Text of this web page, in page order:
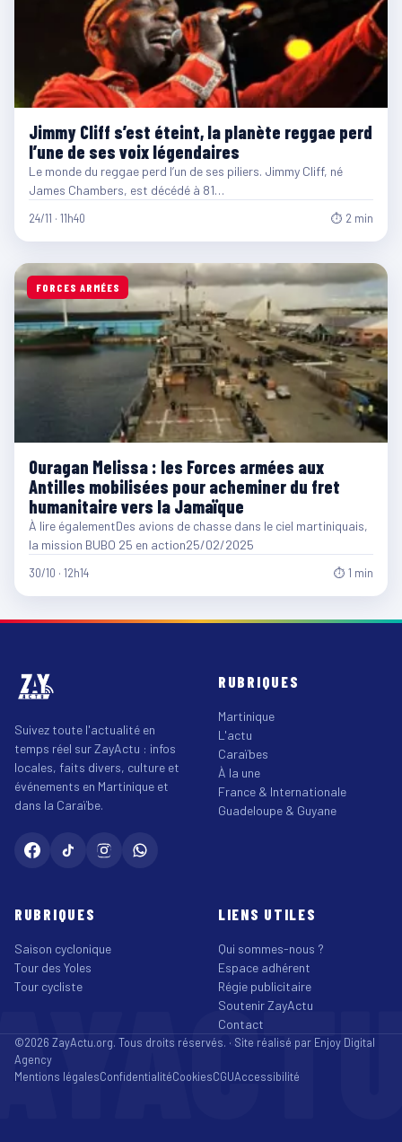
Jimmy Cliff s’est éteint, la planète reggae perd
l’une de ses voix légendaires
Le monde du reggae perd l’un de ses piliers. Jimmy Cliff, né
James Chambers, est décédé à 81…
24/11 · 11h40 ⏱ 2 min
FORCES ARMÉES
Ouragan Melissa : les Forces armées aux
Antilles mobilisées pour acheminer du fret
humanitaire vers la Jamaïque
À lire égalementDes avions de chasse dans le ciel martiniquais,
la mission BUBO 25 en action25/02/2025
30/10 · 12h14 ⏱ 1 min
Suivez toute l'actualité en
temps réel sur ZayActu : infos
locales, faits divers, culture et
événements en Martinique et
dans la Caraïbe.
RUBRIQUES
Martinique
L'actu
Caraïbes
À la une
France & Internationale
Guadeloupe & Guyane
RUBRIQUES
Saison cyclonique
Tour des Yoles
Tour cycliste
LIENS UTILES
Qui sommes-nous ?
Espace adhérent
Régie publicitaire
Soutenir ZayActu
Contact
©2026 ZayActu.org. Tous droits réservés. · Site réalisé par Enjoy Digital
Agency
Mentions légalesConfidentialitéCookiesCGUAccessibilité